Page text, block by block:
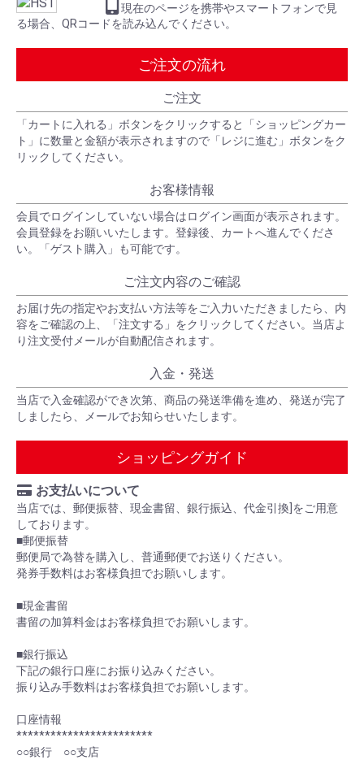
現在のページを携帯やスマートフォンで見
る場合、QRコードを読み込んでください。
お買い物を続ける カートへ進む
ご注文の流れ
ご注文
「カートに入れる」ボタンをクリックすると「ショッピングカー
ト」に数量と金額が表示されますので「レジに進む」ボタンをク
リックしてください。
お客様情報
会員でログインしていない場合はログイン画面が表示されます。
会員登録をお願いいたします。登録後、カートへ進んでくださ
い。「ゲスト購入」も可能です。
ご注文内容のご確認
お届け先の指定やお支払い方法等をご入力いただきましたら、内
容をご確認の上、「注文する」をクリックしてください。当店よ
り注文受付メールが自動配信されます。
入金・発送
当店で入金確認ができ次第、商品の発送準備を進め、発送が完了
しましたら、メールでお知らせいたします。
ショッピングガイド
お支払いについて
当店では、郵便振替、現金書留、銀行振込、代金引換]をご用意
しております。
■郵便振替
郵便局で為替を購入し、普通郵便でお送りください。
発券手数料はお客様負担でお願いします。
■現金書留
書留の加算料金はお客様負担でお願いします。
■銀行振込
下記の銀行口座にお振り込みください。
振り込み手数料はお客様負担でお願いします。
口座情報
************************
○○銀行 ○○支店